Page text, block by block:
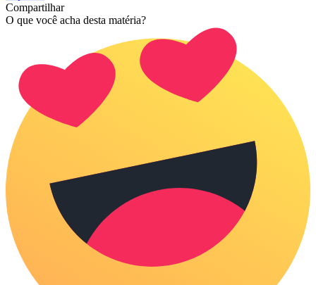
Compartilhar
O que você acha desta matéria?